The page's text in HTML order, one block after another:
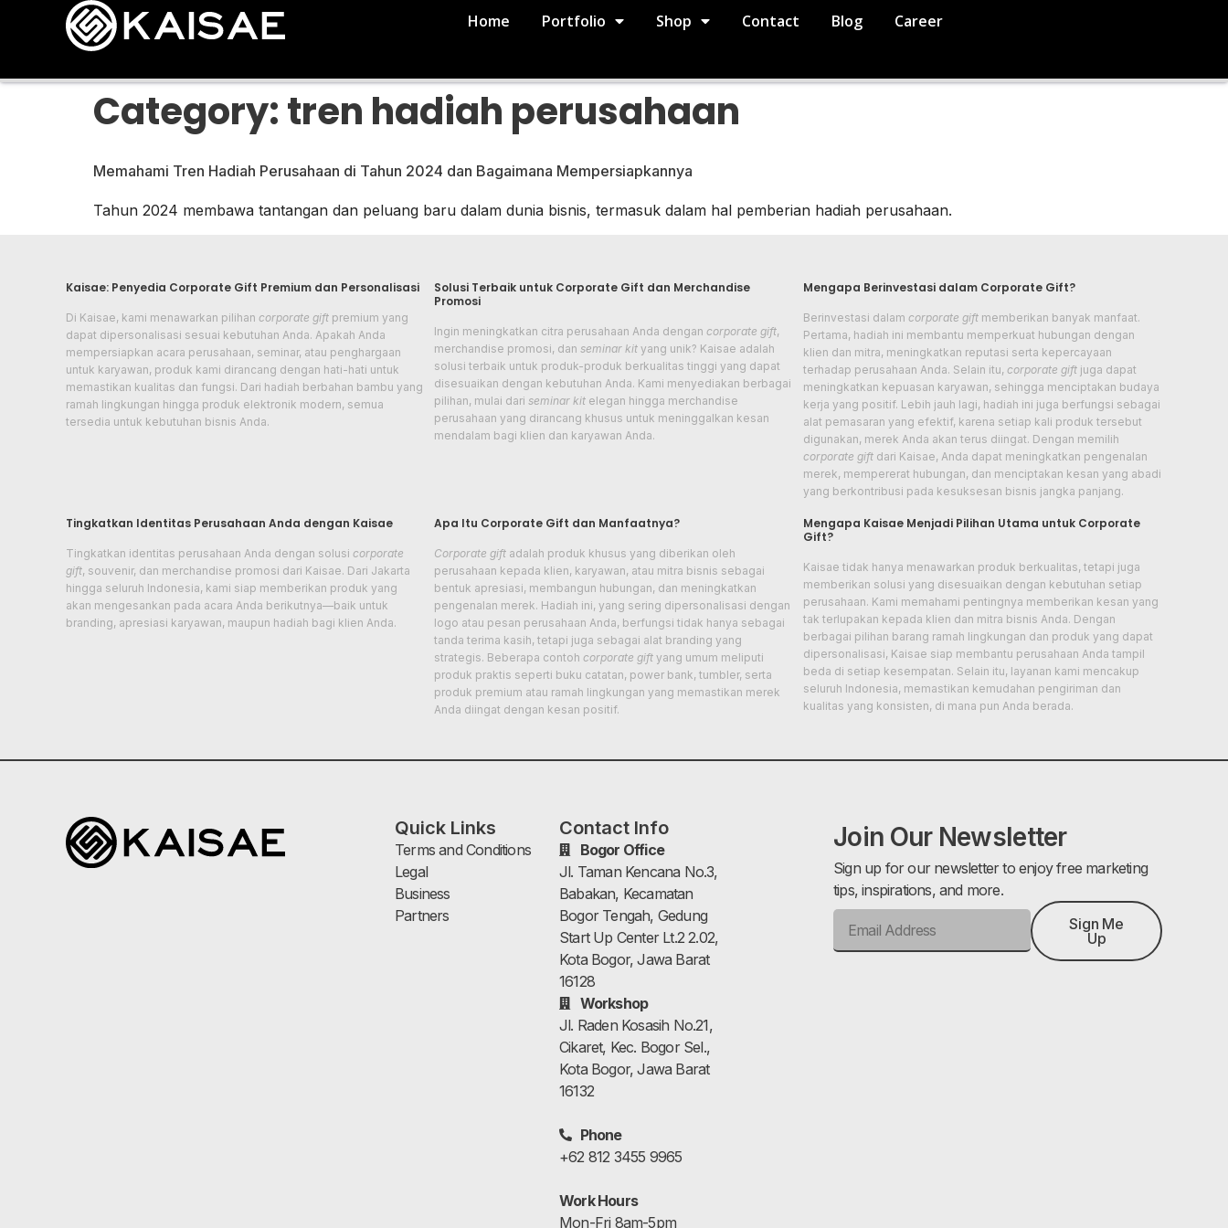
Home Portfolio Shop Contact Blog Career
Category:tren hadiah perusahaan
Memahami Tren Hadiah Perusahaan di Tahun 2024 dan Bagaimana Mempersiapkannya
Tahun 2024 membawa tantangan dan peluang baru dalam dunia bisnis, termasuk dalam hal pemberian hadiah perusahaan.
Kaisae: Penyedia Corporate Gift Premium dan Personalisasi
Di Kaisae, kami menawarkan pilihan corporate gift premium yang
dapat dipersonalisasi sesuai kebutuhan Anda. Apakah Anda
mempersiapkan acara perusahaan, seminar, atau penghargaan
untuk karyawan, produk kami dirancang dengan hati-hati untuk
memastikan kualitas dan fungsi. Dari hadiah berbahan bambu yang
ramah lingkungan hingga produk elektronik modern, semua
tersedia untuk kebutuhan bisnis Anda.
Tingkatkan Identitas Perusahaan Anda dengan Kaisae
Tingkatkan identitas perusahaan Anda dengan solusi corporate
gift, souvenir, dan merchandise promosi dari Kaisae. Dari Jakarta
hingga seluruh Indonesia, kami siap memberikan produk yang
akan mengesankan pada acara Anda berikutnya—baik untuk
branding, apresiasi karyawan, maupun hadiah bagi klien Anda.
Solusi Terbaik untuk Corporate Gift dan Merchandise
Promosi
Ingin meningkatkan citra perusahaan Anda dengancorporate gift,
merchandise promosi, danseminar kit yang unik? Kaisae adalah
solusi terbaik untuk produk-produk berkualitas tinggi yang dapat
disesuaikan dengan kebutuhan Anda. Kami menyediakan berbagai
pilihan, mulai dariseminar kit elegan hingga merchandise
perusahaan yang dirancang khusus untuk meninggalkan kesan
mendalam bagi klien dan karyawan Anda.
Apa Itu Corporate Gift dan Manfaatnya?
Corporate gift adalah produk khusus yang diberikan oleh
perusahaan kepada klien, karyawan, atau mitra bisnis sebagai
bentuk apresiasi, membangun hubungan, dan meningkatkan
pengenalan merek. Hadiah ini, yang sering dipersonalisasi dengan
logo atau pesan perusahaan Anda, berfungsi tidak hanya sebagai
tanda terima kasih, tetapi juga sebagai alat branding yang
strategis. Beberapa contohcorporate gift yang umum meliputi
produk praktis seperti buku catatan, power bank, tumbler, serta
produk premium atau ramah lingkungan yang memastikan merek
Anda diingat dengan kesan positif.
Mengapa Berinvestasi dalam Corporate Gift?
Berinvestasi dalam corporate giftmemberikan banyak manfaat.
Pertama, hadiah ini membantu memperkuat hubungan dengan
klien dan mitra, meningkatkan reputasi serta kepercayaan
terhadap perusahaan Anda. Selain itu, corporate giftjuga dapat
meningkatkan kepuasan karyawan, sehingga menciptakan budaya
kerja yang positif. Lebih jauh lagi, hadiah ini juga berfungsi sebagai
alat pemasaran yang efektif, karena setiap kali produk tersebut
digunakan, merek Anda akan terus diingat. Dengan memilih
corporate giftdari Kaisae, Anda dapat meningkatkan pengenalan
merek, mempererat hubungan, dan menciptakan kesan yang abadi
yang berkontribusi pada kesuksesan bisnis jangka panjang.
Mengapa Kaisae Menjadi Pilihan Utama untuk Corporate
Gift?
Kaisae tidak hanya menawarkan produk berkualitas, tetapi juga
memberikan solusi yang disesuaikan dengan kebutuhan setiap
perusahaan. Kami memahami pentingnya memberikan kesan yang
tak terlupakan kepada klien dan mitra bisnis Anda. Dengan
berbagai pilihan barang ramah lingkungan dan produk yang dapat
dipersonalisasi, Kaisae siap membantu perusahaan Anda tampil
beda di setiap kesempatan. Selain itu, layanan kami mencakup
seluruh Indonesia, memastikan kemudahan pengiriman dan
kualitas yang konsisten, di mana pun Anda berada.
Quick Links
Terms and Conditions
Legal
Business
Partners
Contact Info
Bogor Office
Jl. Taman Kencana No.3,
Babakan, Kecamatan
Bogor Tengah, Gedung
Start Up Center Lt.2 2.02,
Kota Bogor, Jawa Barat
16128
Workshop
Jl. Raden Kosasih No.21,
Cikaret, Kec. Bogor Sel.,
Kota Bogor, Jawa Barat
16132
Phone
+62 812 3455 9965
Work Hours
Mon-Fri 8am-5pm
Join Our Newsletter
Sign up for our newsletter to enjoy free marketing
tips, inspirations, and more.
Sign Me
Up